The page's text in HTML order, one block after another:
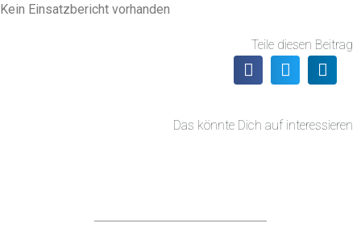
Kein Einsatzbericht vorhanden
Teile diesen Beitrag
Das könnte Dich auf interessieren